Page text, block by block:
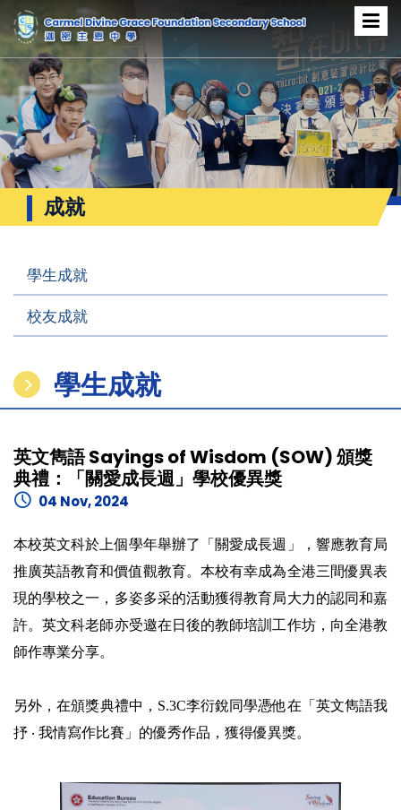
成就
學生成就
校友成就
學生成就
英文雋語 Sayings of Wisdom (SOW) 頒獎
典禮：「關愛成長週」學校優異獎
04 Nov, 2024
本校英文科於上個學年舉辦了「關愛成長週」，響應教育局
推廣英語教育和價值觀教育。本校有幸成為全港三間優異表
現的學校之一，多姿多采的活動獲得教育局大力的認同和嘉
許。英文科老師亦受邀在日後的教師培訓工作坊，向全港教
師作專業分享。
另外，在頒獎典禮中，S.3C李衍銳同學憑他在「英文雋語我
抒 ‧ 我情寫作比賽」的優秀作品，獲得優異獎。